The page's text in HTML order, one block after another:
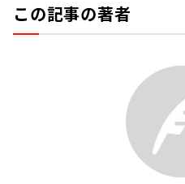
この記事の著者